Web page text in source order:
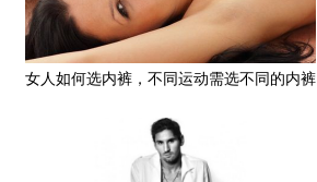
女人如何选内裤，不同运动需选不同的内裤